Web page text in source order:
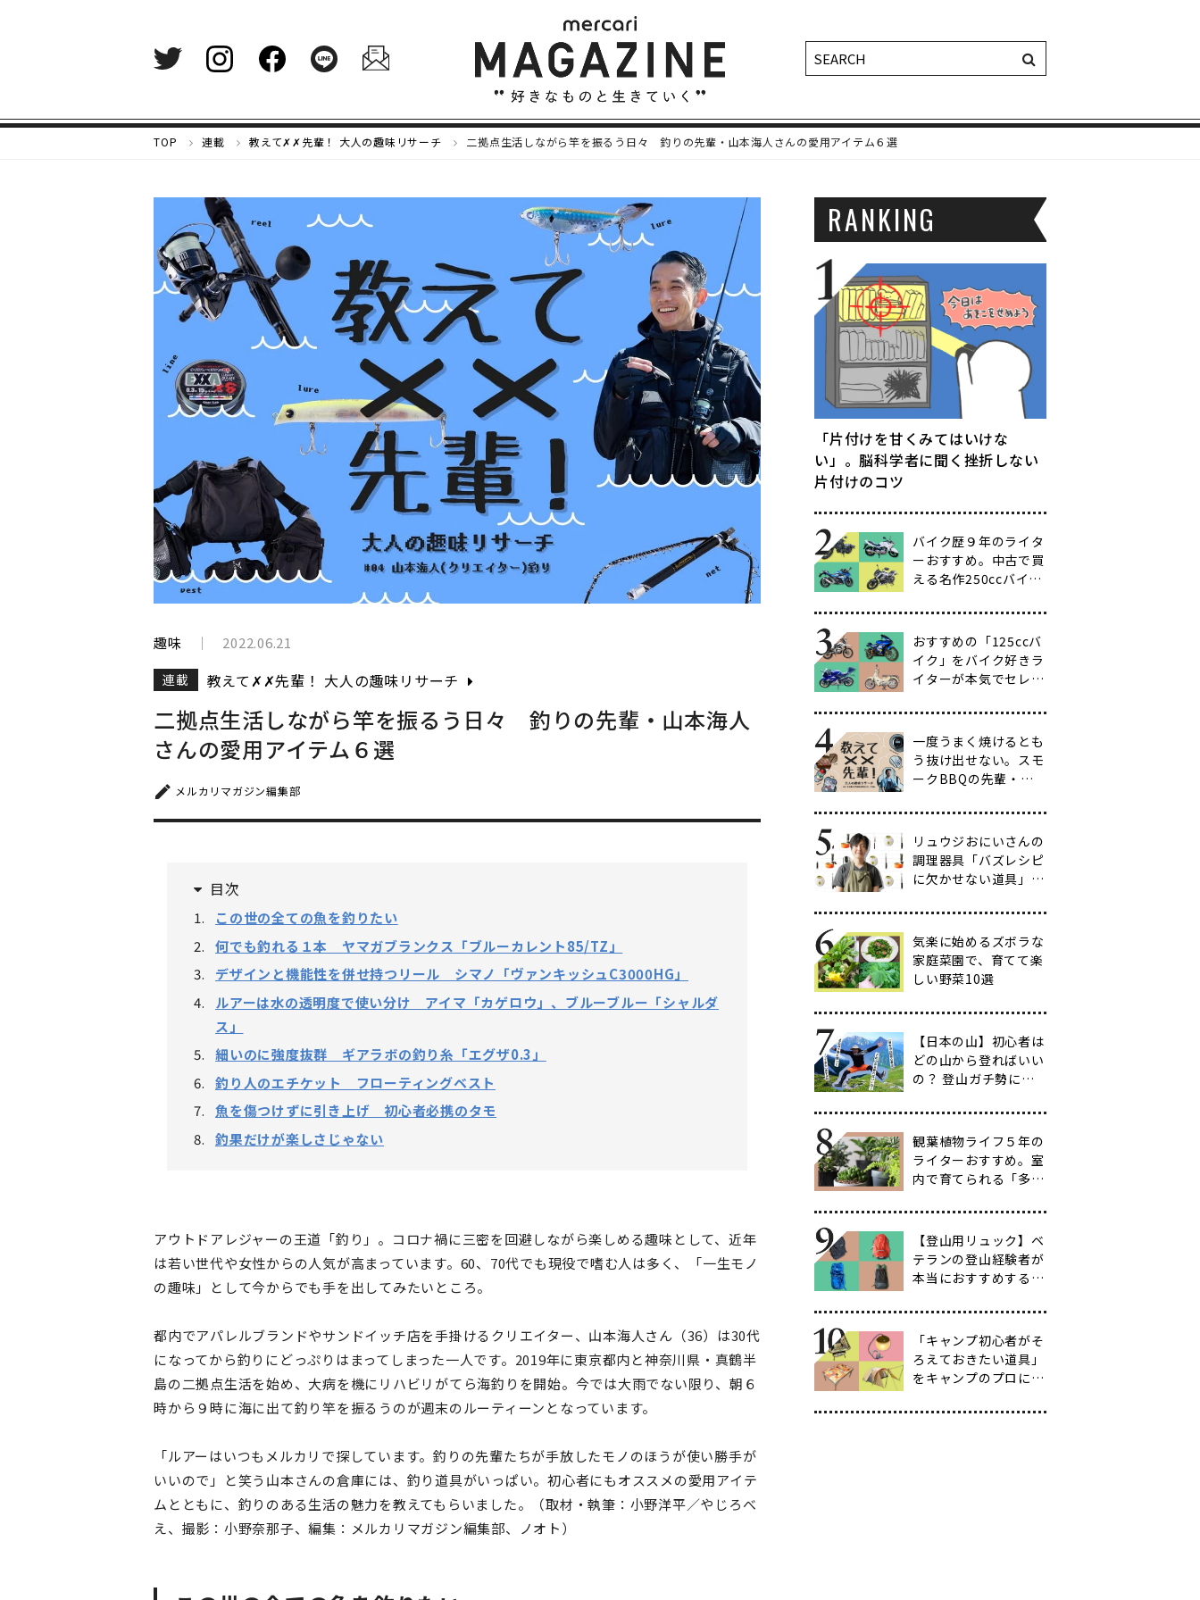
TOP
メ
リ
ガ
ジ
ン
-
好
き
も
の
と
生
て
い
く
連載 教えて✗✗先輩！ 大人の趣味リサーチ 二拠点生活しながら竿を振るう日々 釣りの先輩・山本海人さんの愛用アイテム６選
趣味 2022.06.21
連載 教えて✗✗先輩！ 大人の趣味リサーチ
二拠点生活しながら竿を振るう日々 釣りの先輩・山本海人
さんの愛用アイテム６選
メルカリマガジン編集部
目次
この世の全ての魚を釣りたい
何でも釣れる１本 ヤマガブランクス「ブルーカレント85/TZ」
デザインと機能性を併せ持つリール シマノ「ヴァンキッシュC3000HG」
ルアーは水の透明度で使い分け アイマ「カゲロウ」、ブルーブルー「シャルダ
ス」
細いのに強度抜群 ギアラボの釣り糸「エグザ0.3」
釣り人のエチケット フローティングベスト
魚を傷つけずに引き上げ 初心者必携のタモ
釣果だけが楽しさじゃない
アウトドアレジャーの王道「釣り」。コロナ禍に三密を回避しながら楽しめる趣味として、近年
は若い世代や女性からの人気が高まっています。60、70代でも現役で嗜む人は多く、「一生モノ
の趣味」として今からでも手を出してみたいところ。
都内でアパレルブランドやサンドイッチ店を手掛けるクリエイター、山本海人さん（36）は30代
になってから釣りにどっぷりはまってしまった一人です。2019年に東京都内と神奈川県・真鶴半
島の二拠点生活を始め、大病を機にリハビリがてら海釣りを開始。今では大雨でない限り、朝６
時から９時に海に出て釣り竿を振るうのが週末のルーティーンとなっています。
「ルアーはいつもメルカリで探しています。釣りの先輩たちが手放したモノのほうが使い勝手が
いいので」と笑う山本さんの倉庫には、釣り道具がいっぱい。初心者にもオススメの愛用アイテ
ムとともに、釣りのある生活の魅力を教えてもらいました。（取材・執筆：小野洋平／やじろべ
え、撮影：小野奈那子、編集：メルカリマガジン編集部、ノオト）
RANKING
「片付けを甘くみてはいけな
い」。脳科学者に聞く挫折しない
片付けのコツ
バイク歴９年のライタ
ーおすすめ。中古で買
える名作250ccバイク
からベテラン向けま
で】
おすすめの「125ccバ
イク」をバイク好きラ
イターが本気でセレク
一度うまく焼けるとも
う抜け出せない。スモ
ークBBQの先輩・渋
だわりのアイテム20
選
リュウジおにいさんの
調理器具「バズレシピ
に欠かせない道具」５
気楽に始めるズボラな
家庭菜園で、育てて楽
しい野菜10選
【日本の山】初心者は
どの山から登ればいい
の？ 登山ガチ勢に聞
ぎ】
観葉植物ライフ５年の
ライターおすすめ。室
内で育てられる「多肉
育て方も紹介】
【登山用リュック】ベ
テランの登山経験者が
本当におすすめする容
選
「キャンプ初心者がそ
ろえておきたい道具」
をキャンプのプロに聞